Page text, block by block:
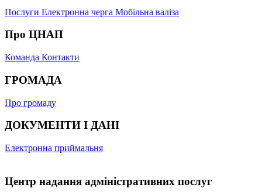
Послуги Електронна черга Мобільна валіза
Про ЦНАП
Команда Контакти
ГРОМАДА
Про громаду
ДОКУМЕНТИ І ДАНІ
Електронна приймальня
Центр надання адміністративних послуг